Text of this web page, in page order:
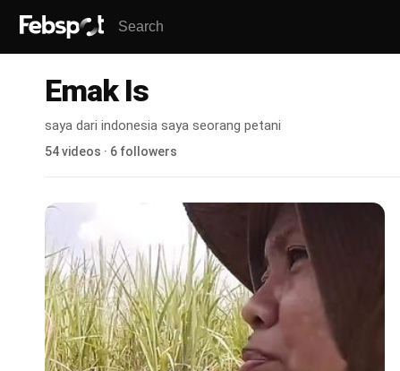
Emak Is
saya dari indonesia saya seorang petani
54 videos · 6 followers